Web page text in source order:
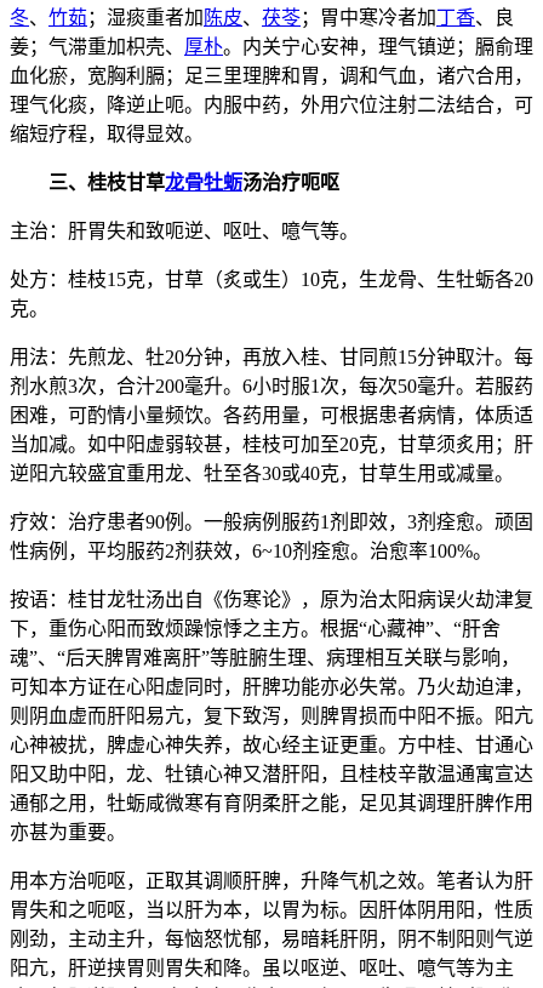
冬、 竹茹；湿痰重者加 陈皮、 茯苓；胃中寒冷者加丁香、良
姜；气滞重加枳壳、 厚朴。内关宁心安神，理气镇逆；膈俞理
血化瘀，宽胸利膈；足三里理脾和胃，调和气血，诸穴合用，
理气化痰，降逆止呃。内服中药，外用穴位注射二法结合，可
缩短疗程，取得显效。
三、桂枝甘草龙骨牡蛎汤治疗呃呕
主治：肝胃失和致呃逆、呕吐、噫气等。
处方：桂枝15克，甘草（炙或生）10克，生龙骨、生牡蛎各20
克。
用法：先煎龙、牡20分钟，再放入桂、甘同煎15分钟取汁。每
剂水煎3次，合汁200毫升。6小时服1次，每次50毫升。若服药
困难，可酌情小量频饮。各药用量，可根据患者病情，体质适
当加减。如中阳虚弱较甚，桂枝可加至20克，甘草须炙用；肝
逆阳亢较盛宜重用龙、牡至各30或40克，甘草生用或减量。
疗效：治疗患者90例。一般病例服药1剂即效，3剂痊愈。顽固
性病例，平均服药2剂获效，6~10剂痊愈。治愈率100%。
按语：桂甘龙牡汤出自《伤寒论》，原为治太阳病误火劫津复
下，重伤心阳而致烦躁惊悸之主方。根据“心藏神”、“肝舍
魂”、“后天脾胃难离肝”等脏腑生理、病理相互关联与影响，
可知本方证在心阳虚同时，肝脾功能亦必失常。乃火劫迫津，
则阴血虚而肝阳易亢，复下致泻，则脾胃损而中阳不振。阳亢
心神被扰，脾虚心神失养，故心经主证更重。方中桂、甘通心
阳又助中阳，龙、牡镇心神又潜肝阳，且桂枝辛散温通寓宣达
通郁之用，牡蛎咸微寒有育阴柔肝之能，足见其调理肝脾作用
亦甚为重要。
用本方治呃呕，正取其调顺肝脾，升降气机之效。笔者认为肝
胃失和之呃呕，当以肝为本，以胃为标。因肝体阴用阳，性质
刚劲，主动主升，每恼怒忧郁，易暗耗肝阴，阴不制阳则气逆
阳亢，肝逆挟胃则胃失和降。虽以呕逆、呕吐、噫气等为主